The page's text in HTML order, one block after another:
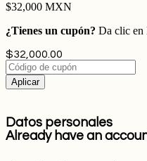
$32,000 MXN
¿Tienes un cupón? Da clic en
$32,000.00
Aplicar
Datos personales
Already have an